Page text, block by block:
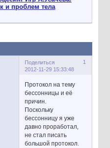
и проблем тела
Поделиться
1
2012-11-29 15:33:48
Протокол на тему
бессонницы и её
причин.
Поскольку
бессонницу я уже
давно проработал,
не стал писать
большой протокол.